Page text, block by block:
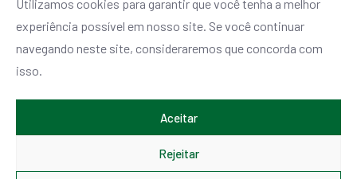
Utilizamos cookies para garantir que você tenha a melhor
experiência possível em nosso site. Se você continuar
navegando neste site, consideraremos que concorda com
isso.
Aceitar
Rejeitar